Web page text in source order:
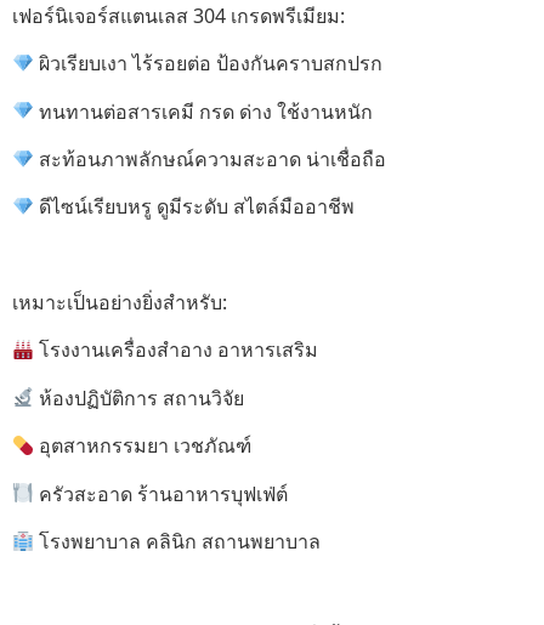
เฟอร์นิเจอร์สแตนเลส 304 เกรดพรีเมียม:
ผิวเรียบเงา ไร้รอยต่อ ป้องกันคราบสกปรก
ทนทานต่อสารเคมี กรด ด่าง ใช้งานหนัก
สะท้อนภาพลักษณ์ความสะอาด น่าเชื่อถือ
ดีไซน์เรียบหรู ดูมีระดับ สไตล์มืออาชีพ
เหมาะเป็นอย่างยิ่งสำหรับ:
โรงงานเครื่องสำอาง อาหารเสริม
ห้องปฏิบัติการ สถานวิจัย
อุตสาหกรรมยา เวชภัณฑ์
ครัวสะอาด ร้านอาหารบุฟเฟ่ต์
โรงพยาบาล คลินิก สถานพยาบาล